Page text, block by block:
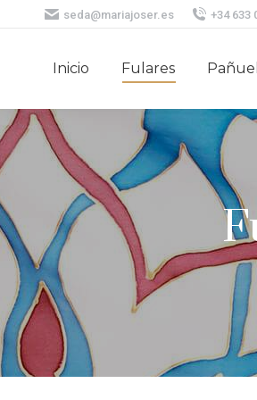
seda@mariajoser.es +34 633
Inicio Fulares